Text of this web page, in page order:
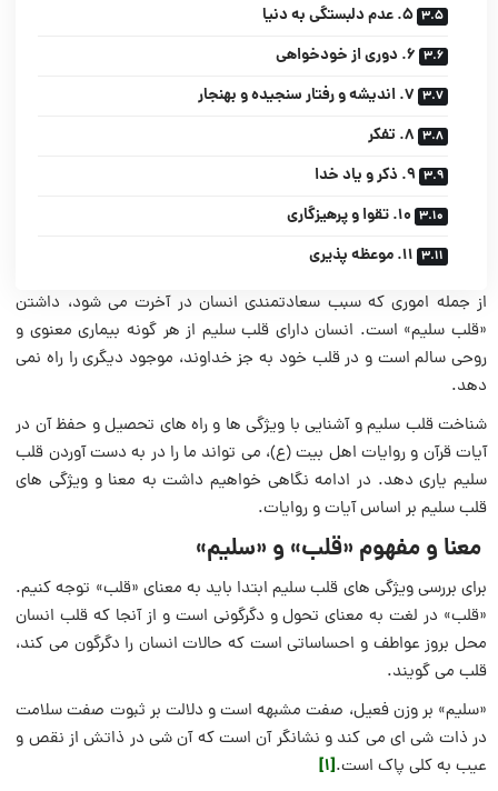
۵. عدم دلبستگی به دنیا
۶. دوری از خودخواهی
۷. اندیشه و رفتار سنجیده و بهنجار
۸. تفکر
۹. ذکر و یاد خدا
۱۰. تقوا و پرهیزگاری
۱۱. موعظه پذیری
از جمله اموری که سبب سعادتمندی انسان در آخرت می شود، داشتن
«قلب سلیم» است. انسان دارای قلب سلیم از هر گونه بیماری معنوی و
روحی سالم است و در قلب خود به جز خداوند، موجود دیگری را راه نمی
دهد.
شناخت قلب سلیم و آشنایی با ویژگی ها و راه های تحصیل و حفظ آن در
آیات قرآن و روایات اهل بیت (ع)، می تواند ما را در به دست آوردن قلب
سلیم یاری دهد. در ادامه نگاهی خواهیم داشت به معنا و ویژگی های
قلب سلیم بر اساس آیات و روایات.
معنا و مفهوم «قلب» و «سلیم»‌
برای بررسی ویژگی های قلب سلیم ابتدا باید به معنای «قلب» توجه کنیم.
«قلب» در لغت به معنای تحول و دگرگونی است و از آنجا که قلب انسان
محل بروز عواطف و احساساتی است که حالات انسان را دگرگون می کند،
قلب می گویند.
«سلیم» بر وزن فعیل، صفت مشبهه است و دلالت بر ثبوت صفت سلامت
در ذات شی ای می کند و نشانگر آن است که آن شی در ذاتش از نقص و
عیب به کلی پاک است.[1]